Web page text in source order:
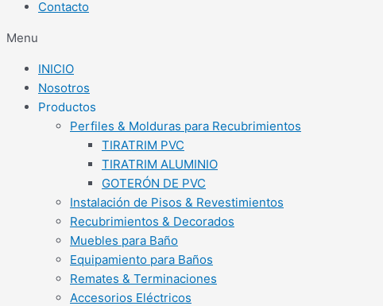
Contacto
Menu
INICIO
Nosotros
Productos
Perfiles & Molduras para Recubrimientos
TIRATRIM PVC
TIRATRIM ALUMINIO
GOTERÓN DE PVC
Instalación de Pisos & Revestimientos
Recubrimientos & Decorados
Muebles para Baño
Equipamiento para Baños
Remates & Terminaciones
Accesorios Eléctricos